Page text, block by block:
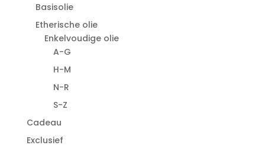
Basisolie
Etherische olie
Enkelvoudige olie
A-G
H-M
N-R
S-Z
Cadeau
Exclusief